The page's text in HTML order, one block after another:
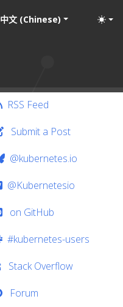
中文 (Chinese)
RSS Feed
Submit a Post
@kubernetes.io
@Kubernetesio
on GitHub
#kubernetes-users
Stack Overflow
Forum